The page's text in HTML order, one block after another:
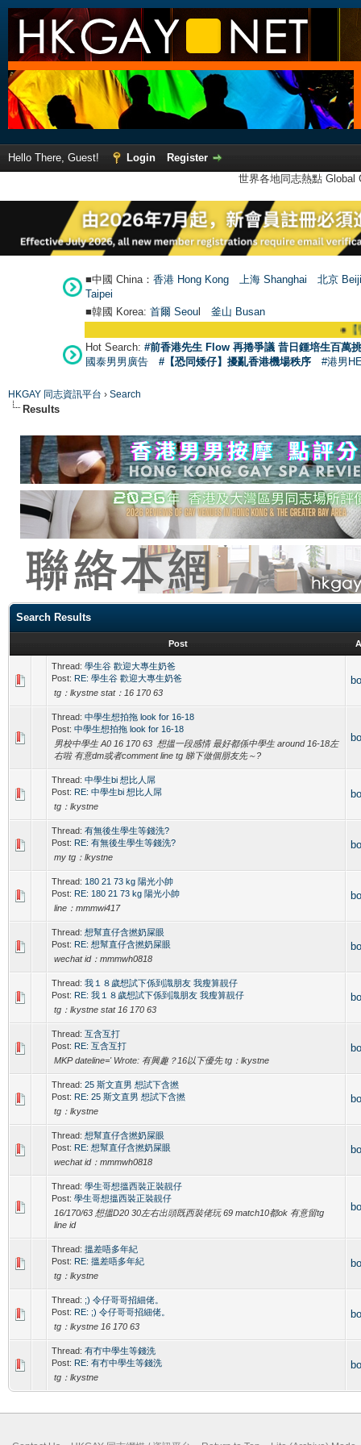
Hello There, Guest! Login
Register
世界各地同志熱點
■中國 China： 香港 Hong Kong 上海 Shanghai
北京
Taipei
■韓國 Korea: 首爾 Seoul 釜山 Busan
【號
Hot Search: #前香港先生 Flow 再捲爭議 昔日鍾培生百萬
國泰男男廣告
#【恐同矮仔】擾亂香港機場秩序 #港男
HKGAY 同志資訊平台 › Search
Results
Search Results
Post
Thread: 學生谷 歡迎大專生奶爸
Post: RE: 學生谷 歡迎大專生奶爸
tg：lkystne stat：16 170 63
Thread: 中學生想拍拖 look for 16-18
Post: 中學生想拍拖 look for 16-18
男校中學生 A0 16 170 63 想搵一段感情 最好都係中學生 around 16-18左
右啦 有意dm或者comment line tg 睇下做個朋友先～?
Thread: 中學生bi 想比人屌
Post: RE: 中學生bi 想比人屌
tg：lkystne
Thread: 有無後生學生等錢洗?
Post: RE: 有無後生學生等錢洗?
my tg：lkystne
Thread: 180 21 73 kg 陽光小帥
Post: RE: 180 21 73 kg 陽光小帥
line：mmmwi417
Thread: 想幫直仔含撚奶屎眼
Post: RE: 想幫直仔含撚奶屎眼
wechat id：mmmwh0818
Thread: 我１８歲想試下係到識朋友 我瘦算靚仔
Post: RE: 我１８歲想試下係到識朋友 我瘦算靚仔
tg：lkystne stat 16 170 63
Thread: 互含互打
Post: RE: 互含互打
MKP dateline=' Wrote: 有興趣？16以下優先 tg：lkystne
Thread: 25 斯文直男 想試下含撚
Post: RE: 25 斯文直男 想試下含撚
tg：lkystne
Thread: 想幫直仔含撚奶屎眼
Post: RE: 想幫直仔含撚奶屎眼
wechat id：mmmwh0818
Thread: 學生哥想搵西裝正裝靚仔
Post: 學生哥想搵西裝正裝靚仔
16/170/63 想搵D20 30左右出頭既西裝佬玩 69 match10都ok 有意留tg
line id
Thread: 搵差唔多年紀
Post: RE: 搵差唔多年紀
tg：lkystne
Thread: ;) 令仔哥哥招細佬。
Post: RE: ;) 令仔哥哥招細佬。
tg：lkystne 16 170 63
Thread: 有冇中學生等錢洗
Post: RE: 有冇中學生等錢洗
tg：lkystne